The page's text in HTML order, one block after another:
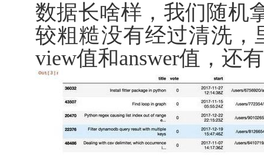
数据长啥样，我们随机
较粗糙没有经过清洗，
view值和answer值，还